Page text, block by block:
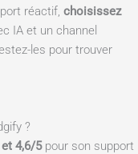
réactif, choisissez
IA et un channel
les pour trouver
?
4,6/5pour son support